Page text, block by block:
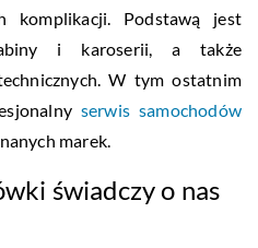
komplikacji. Podstawą jest
i karoserii, a także
W tym ostatnim
serwis samochodów
marek.
świadczy o nas